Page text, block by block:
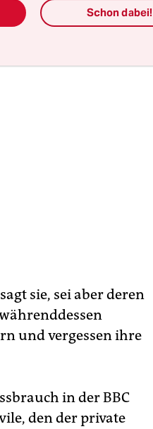
sie, sei aber deren
und vergessen ihre
in der BBC
den der private
Schon dabei!